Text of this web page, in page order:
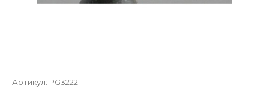
Артикул: PG3222